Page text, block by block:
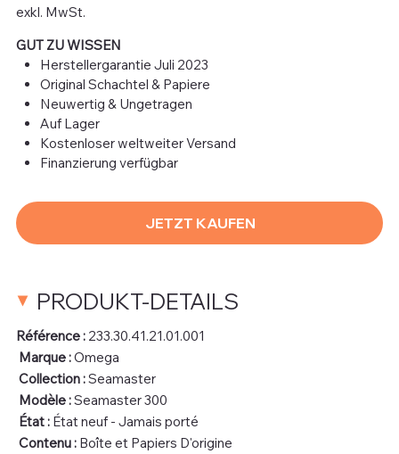
exkl. MwSt.
GUT ZU WISSEN
Herstellergarantie Juli 2023
Original Schachtel & Papiere
Neuwertig & Ungetragen
Auf Lager
Kostenloser weltweiter Versand
Finanzierung verfügbar
JETZT KAUFEN
PRODUKT-DETAILS
Référence :233.30.41.21.01.001
Marque :Omega
Collection :Seamaster
Modèle :Seamaster 300
État :État neuf - Jamais porté
Contenu :Boîte et Papiers D'origine